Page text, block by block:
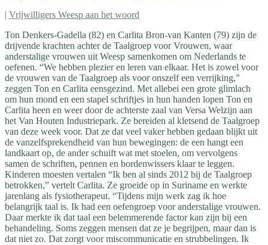
| Vrijwilligers Weesp aan het woord
Ton Denkers-Gadella (82) en Carlita Bron-van Kanten (79) zijn de
drijvende krachten achter de Taalgroep voor Vrouwen, waar
anderstalige vrouwen uit Weesp samenkomen om Nederlands te
oefenen. “We hebben plezier en leren van elkaar. Het is zowel voor
de vrouwen van de Taalgroep als voor onszelf een verrijking,”
zeggen Ton en Carlita eensgezind. Met allebei een grote glimlach
om hun mond en een stapel schriftjes in hun handen lopen Ton en
Carlita heen en weer door de achterste zaal van Versa Welzijn aan
het Van Houten Industriepark. Ze bereiden al kletsend de Taalgroep
van deze week voor. Dat ze dat veel vaker hebben gedaan blijkt uit
de vanzelfsprekendheid van hun bewegingen: de een hangt een
landkaart op, de ander schuift wat met stoelen, om vervolgens
samen de schriften, pennen en bordenwissers klaar te leggen.
Kinderen moesten vertalen “Ik ben al sinds 2012 bij de Taalgroep
betrokken,” vertelt Carlita. Ze groeide op in Suriname en werkte
jarenlang als fysiotherapeut. “Tijdens mijn werk zag ik hoe
belangrijk taal is. Ik had een oefengroep voor anderstalige vrouwen.
Daar merkte ik dat taal een belemmerende factor kan zijn bij een
behandeling. Soms zeggen mensen dat ze je begrijpen, maar dan is
dat niet zo. Dat zorgt voor miscommunicatie en strubbelingen. Ik